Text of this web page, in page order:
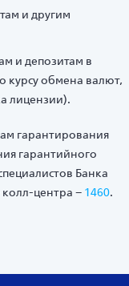
и другим
и депозитам в
курсу обмена валют,
лицензии).
гарантирования
гарантийного
Банка
центра – 1460.